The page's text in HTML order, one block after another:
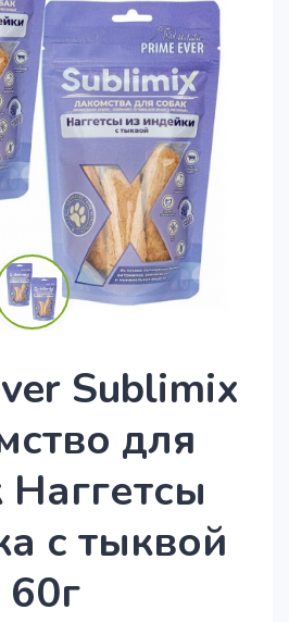
Sublimix
для
Наггетсы
с тыквой
60г